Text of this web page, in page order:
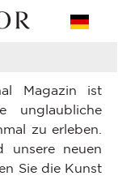
Magazin ist
unglaubliche
zu erleben.
unsere neuen
Sie die Kunst